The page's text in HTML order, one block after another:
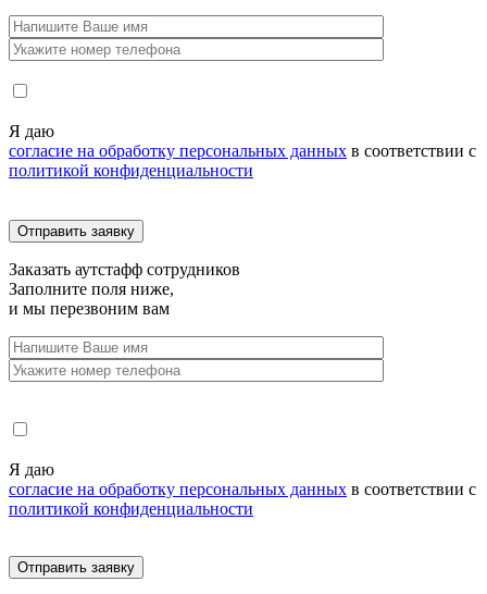
Я даю
согласие на обработку персональных данных в соответствии с
политикой конфиденциальности
Заказать аутстафф сотрудников
Заполните поля ниже,
и мы перезвоним вам
Я даю
согласие на обработку персональных данных в соответствии с
политикой конфиденциальности